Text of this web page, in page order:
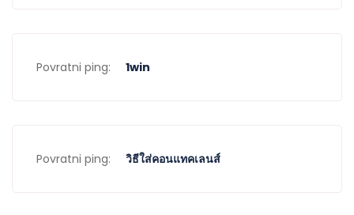
Povratni ping: 1win
Povratni ping: วิธีใส่คอนแทคเลนส์